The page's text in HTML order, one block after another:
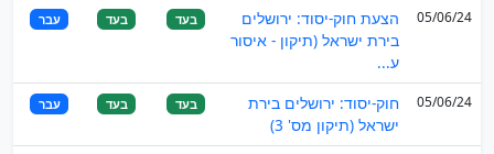
05/06/24
הצעת חוק-יסוד: ירושלים
בירת ישראל (תיקון - איסור
ע...
בעד בעד עבר
05/06/24
חוק-יסוד: ירושלים בירת
ישראל (תיקון מס' 3)
בעד בעד עבר